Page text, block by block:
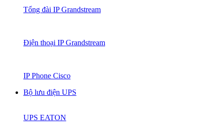
Tổng đài IP Grandstream
Điện thoại IP Grandstream
IP Phone Cisco
Bộ lưu điện UPS
UPS EATON